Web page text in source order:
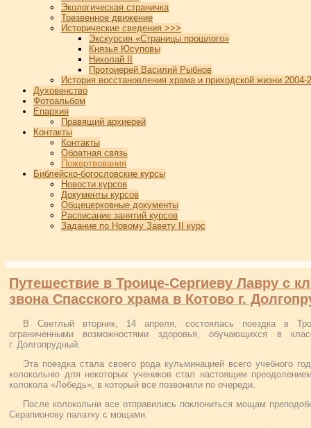
Экологическая страничка
Трезвенное движение
Исторические сведения >>>
Экскурсия «Страницы прошлого»
Князья Юсуповы
Николай II
Протоиерей Василий Рыбнов
История восстановления храма и приходской жизни 2004-
Духовенство
Фотоальбом
Епархия
Правящий архиерей
Контакты
Контакты
Обратная связь
Пожертвования
Библейско-богословские курсы
Новости курсов
Документы курсов
Общецерковные документы
Расписание занятий курсов
Задание по Новому Завету II курс
Путешествие в Троице-Сергиеву Лавру с
звона Спасского храма в Котово г.
В Светлый вторник, 14 апреля, состоялась поездка в
ограниченными возможностями здоровья, обучающихся в
г. Долгопрудный.
Эта поездка стала своего рода кульминацией всего учебного
колокольню для некоторых учеников стал настоящим
колокола «Лебедь», в который все позвонили по очереди.
После колокольни все отправились поклониться мощам
Серапионову палатку с мощами.